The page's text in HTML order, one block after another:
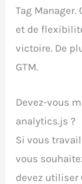
Tag
et de
victoire. De
GTM.
Devez-vous
analytics.js ?
Si vous
vous
devez utiliser